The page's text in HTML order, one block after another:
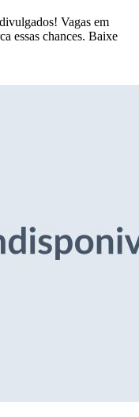
Vagas em
essas chances. Baixe